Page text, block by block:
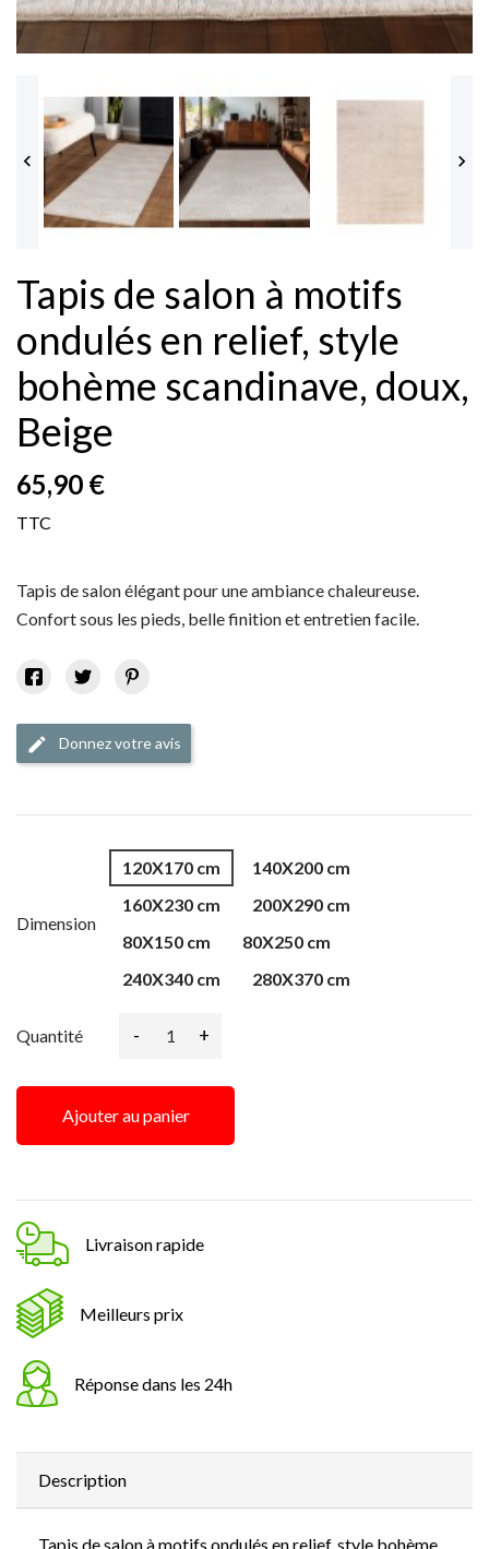
 
Tapis de salon à motifs
ondulés en relief, style
bohème scandinave, doux,
Beige
65,90 €
TTC
Tapis de salon élégant pour une ambiance chaleureuse.
Confort sous les pieds, belle finition et entretien facile.
edit Donnez votre avis
Dimension
120X170 cm
140X200 cm
160X230 cm
200X290 cm
80X150 cm
80X250 cm
240X340 cm
280X370 cm
Quantité - +
Ajouter au panier
Livraison rapide
Meilleurs prix
Réponse dans les 24h
Description
Tapis de salon à motifs ondulés en relief, style bohème